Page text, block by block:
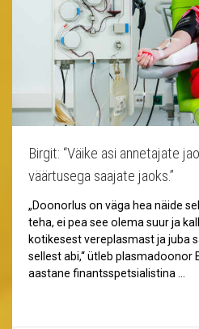
Birgit: “Väike asi annetajate
väärtusega saajate jaoks.”
„Doonorlus on väga hea näide
teha, ei pea see olema suur ja
kotikesest vereplasmast ja juba
sellest abi,“ ütleb plasmadoonor
aastane finantsspetsialistina …